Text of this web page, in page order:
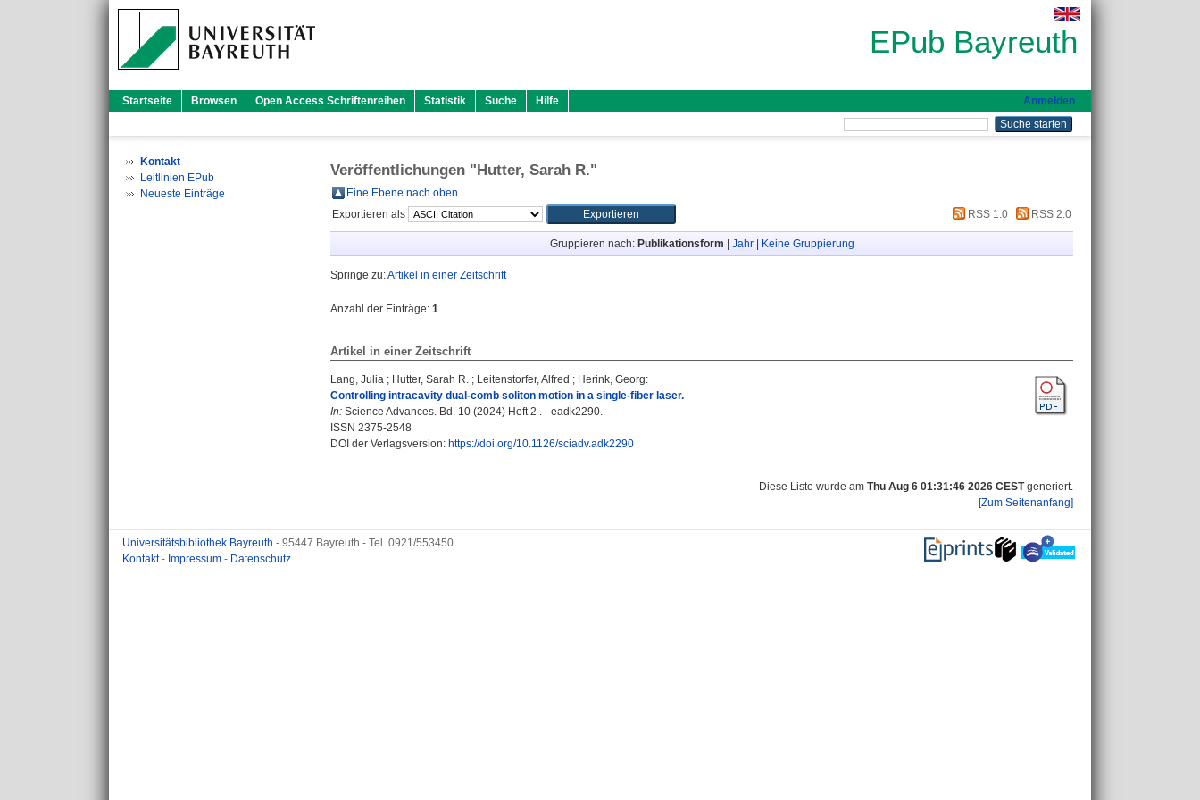
EPub Bayreuth
Startseite Browsen Open Access Schriftenreihen Statistik Suche Hilfe Anmelden
Kontakt
Leitlinien EPub
Neueste Einträge
Veröffentlichungen "Hutter, Sarah R."
Eine Ebene nach oben ...
Exportieren als
RSS 1.0 RSS 2.0
Gruppieren nach: Publikationsform Jahr| Keine Gruppierung
Springe zu:Artikel in einer Zeitschrift
Anzahl der Einträge: 1.
Artikel in einer Zeitschrift
Lang, Julia ; Hutter, Sarah R. ; Leitenstorfer, Alfred ; Herink, Georg:
Controlling intracavity dual-comb soliton motion in a single-fiber laser.
In: Science Advances. Bd. 10 (2024) Heft 2 . - eadk2290.
ISSN 2375-2548
DOI der Verlagsversion: https://doi.org/10.1126/sciadv.adk2290
Diese Liste wurde am Thu Aug 6 01:31:46 2026 CESTgeneriert.
[Zum Seitenanfang]
Universitätsbibliothek Bayreuth - 95447 Bayreuth - Tel. 0921/553450
Kontakt- Impressum - Datenschutz